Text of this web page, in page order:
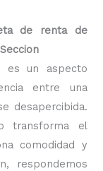
de renta de
es un aspecto
entre una
desapercibida.
transforma el
comodidad y
respondemos